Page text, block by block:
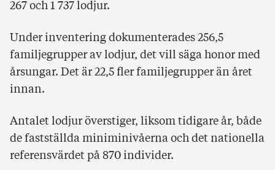
267 och 1 737 lodjur.
Under inventering dokumenterades 256,5
familjegrupper av lodjur, det vill säga honor med
årsungar. Det är 22,5 fler familjegrupper än året
innan.
Antalet lodjur överstiger, liksom tidigare år, både
de fastställda miniminivåerna och det nationella
referensvärdet på 870 individer.